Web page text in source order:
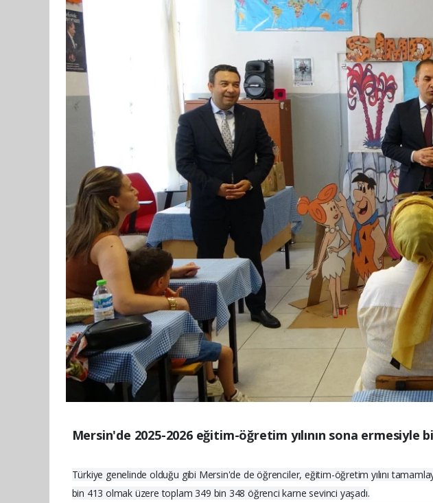
Mersin'de 2025-2026 eğitim-öğretim yılının sona ermesiyle
Türkiye genelinde olduğu gibi Mersin'de de öğrenciler, eğitim-öğretim yılını
bin 413 olmak üzere toplam 349 bin 348 öğrenci karne sevinci yaşadı.